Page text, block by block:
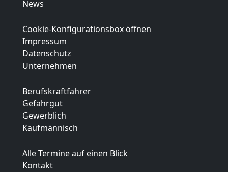
News
Cookie-Konfigurationsbox öffnen
Impressum
Datenschutz
Unternehmen
Berufskraftfahrer
Gefahrgut
Gewerblich
Kaufmännisch
Alle Termine auf einen Blick
Kontakt